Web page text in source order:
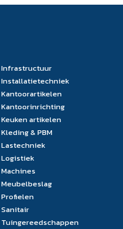
Infrastructuur
Installatietechniek
Kantoorartikelen
Kantoorinrichting
Keuken artikelen
Kleding & PBM
Lastechniek
Logistiek
Machines
Meubelbeslag
Profielen
Sanitair
Tuingereedschappen